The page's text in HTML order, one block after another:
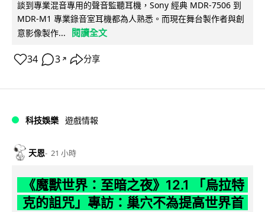
談到專業混音專用的聲音監聽耳機，Sony 經典 MDR-7506 到
MDR-M1 專業錄音室耳機都為人熟悉。而現在舞台製作者與創
意影像製作...
閱讀全文
34 3 ↗ 分享
科技娛樂 遊戲情報
天恩 21 小時
《魔獸世界：至暗之夜》12.1 「烏拉特
克的詛咒」專訪：巢穴不為提高世界首